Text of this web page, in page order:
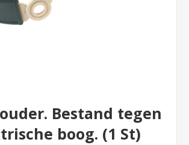
Bestand tegen
boog. (1 St)